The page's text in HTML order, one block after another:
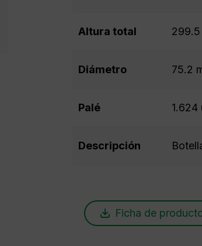
Altura total 299.5
Diámetro 75.2
Palé 1.624
Descripción
Ficha de